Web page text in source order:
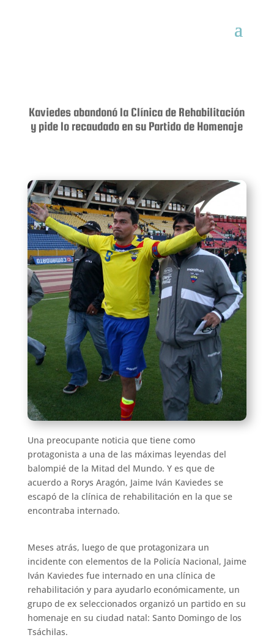
Kaviedes abandonó la Clínica de Rehabilitación
y pide lo recaudado en su Partido de Homenaje
Una preocupante noticia que tiene como
protagonista a una de las máximas leyendas del
balompié de la Mitad del Mundo. Y es que de
acuerdo a Rorys Aragón, Jaime Iván Kaviedes se
escapó de la clínica de rehabilitación en la que se
encontraba internado.
Meses atrás, luego de que protagonizara un
incidente con elementos de la Policía Nacional, Jaime
Iván Kaviedes fue internado en una clínica de
rehabilitación y para ayudarlo económicamente, un
grupo de ex seleccionados organizó un partido en su
homenaje en su ciudad natal: Santo Domingo de los
Tsáchilas.